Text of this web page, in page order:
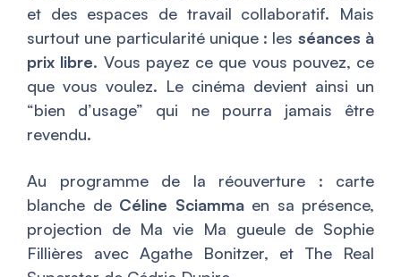
et des espaces de travail collaboratif. Mais
surtout une particularité unique : les séances à
prix libre. Vous payez ce que vous pouvez, ce
que vous voulez. Le cinéma devient ainsi un
“bien d’usage” qui ne pourra jamais être
revendu.
Au programme de la réouverture : carte
blanche de Céline Sciammaen sa présence,
projection de Ma vie Ma gueulede Sophie
Fillières avec Agathe Bonitzer, et The Real